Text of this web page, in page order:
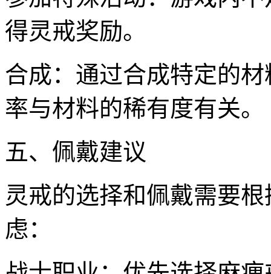
得灵戒奖励。
合成：通过合成特定的
率与材料的稀有度有关。
五、佩戴建议
灵戒的选择和佩戴需要
虑：